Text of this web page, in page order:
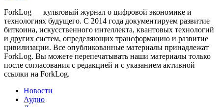
ForkLog — культовый журнал о цифровой экономике и
технологиях будущего. С 2014 года документируем развитие
биткоина, искусственного интеллекта, квантовых технологий
и других систем, определяющих трансформацию и развитие
цивилизации. Все опубликованные материалы принадлежат
ForkLog. Вы можете перепечатывать наши материалы только
после согласования с редакцией и с указанием активной
ссылки на ForkLog.
Новости
Аудио